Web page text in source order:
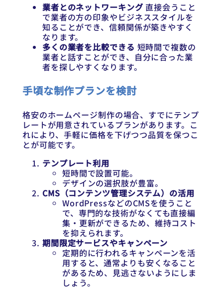
業者とのネットワーキング直接会うこと
で業者の方の印象やビジネススタイルを
知ることができ、信頼関係が築きやすく
なります。
多くの業者を比較できる 短時間で複数の
業者と話すことができ、自分に合った業
者を探しやすくなります。
手頃な制作プランを検討
格安のホームページ制作の場合、すでにテンプ
レートが用意されているプランがあります。こ
れにより、手軽に価格を下げつつ品質を保つこ
とが可能です。
テンプレート利用
短時間で設置可能。
デザインの選択肢が豊富。
CMS（コンテンツ管理システム）の活用
WordPressなどのCMSを使うこと
で、専門的な技術がなくても直接編
集・更新ができるため、維持コスト
を抑えられます。
期間限定サービスやキャンペーン
定期的に行われるキャンペーンを活
用すると、通常よりも安くなること
があるため、見逃さないようにしま
しょう。